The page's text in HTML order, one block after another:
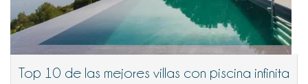
Top 10 de las mejores villas con piscina infinita